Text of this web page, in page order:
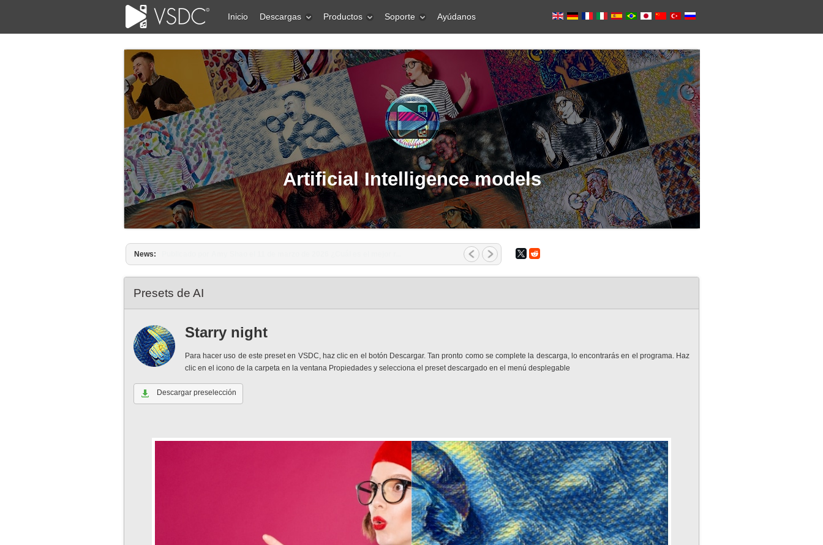
Inicio Descargas Productos Soporte Ayúdanos
Artificial Intelligence models
News:
Presets de AI
Starry night
Para hacer uso de este preset en VSDC, haz clic en el botón Descargar. Tan pronto como se complete la descarga, lo encontrarás en el programa. Haz
clic en el icono de la carpeta en la ventana Propiedades y selecciona el preset descargado en el menú desplegable
Descargar preselección